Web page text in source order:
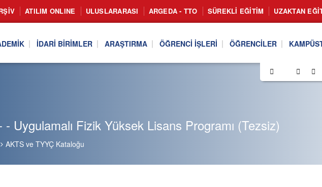
ATILIM ONLINE ULUSLARARASI ARGEDA - TTO SÜREKLI EĞITIM UZAKTAN
İDARI BIRIMLER ARAŞTIRMA ÖĞRENCI İŞLERI ÖĞRENCILER
- Uygulamalı Fizik Yüksek Lisans Programı (Tezsiz)
AKTS ve TYYÇ Kataloğu